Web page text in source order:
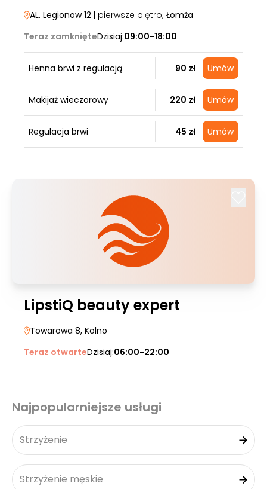
AL. Legionow 12 | pierwsze piętro, Łomża
Teraz zamknięteDzisiaj:09:00-18:00
Henna brwi z regulacją 90 zł Umów
Makijaż wieczorowy 220 zł Umów
Regulacja brwi 45 zł Umów
LipstiQ beauty expert
Towarowa 8, Kolno
Teraz otwarteDzisiaj:06:00-22:00
Najpopularniejsze usługi
Strzyżenie
Strzyżenie męskie